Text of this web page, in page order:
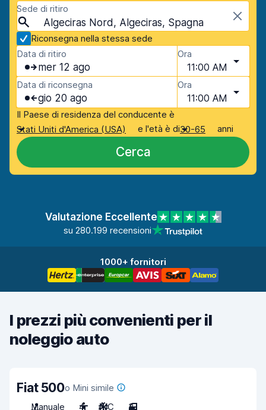
Sede di ritiro
Algeciras Nord, Algeciras, Spagna
Riconsegna nella stessa sede
Data di ritiro
mer 12 ago
Ora
11:00 AM
Data di riconsegna
gio 20 ago
Ora
11:00 AM
Il Paese di residenza del conducente è
Stati Uniti d'America (USA)
e l'età è di30-65 anni
Cerca
Valutazione Eccellente
su 280.199 recensioni
1000+ fornitori
I prezzi più convenienti per il
noleggio auto
Fiat 500o Mini simile
Manuale
4 A/C 3